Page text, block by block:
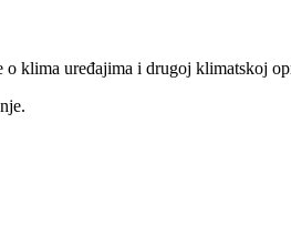
o klima uređajima i drugoj klimatskoj